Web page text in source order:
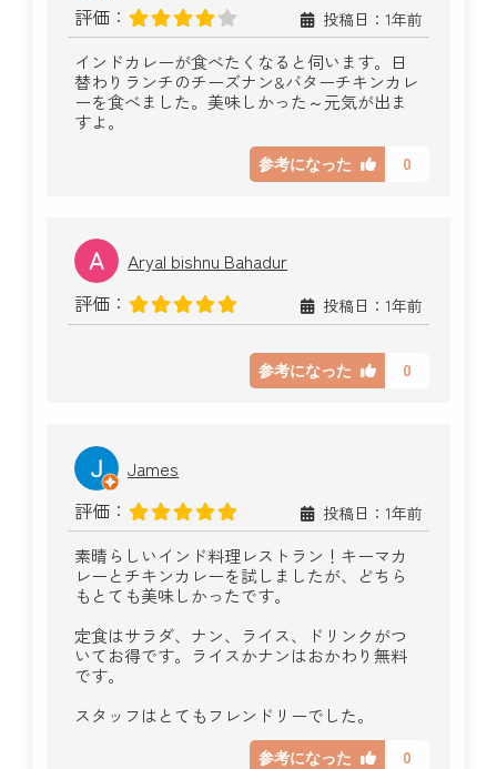
評価：
投稿日：1年前
インドカレーが食べたくなると伺います。日
替わりランチのチーズナン&バターチキンカレ
ーを食べました。美味しかった～元気が出ま
すよ。
参考になった 0
Aryal bishnu Bahadur
評価：
投稿日：1年前
参考になった 0
James
評価：
投稿日：1年前
素晴らしいインド料理レストラン！キーマカ
レーとチキンカレーを試しましたが、どちら
もとても美味しかったです。
定食はサラダ、ナン、ライス、ドリンクがつ
いてお得です。ライスかナンはおかわり無料
です。
スタッフはとてもフレンドリーでした。
参考になった 0